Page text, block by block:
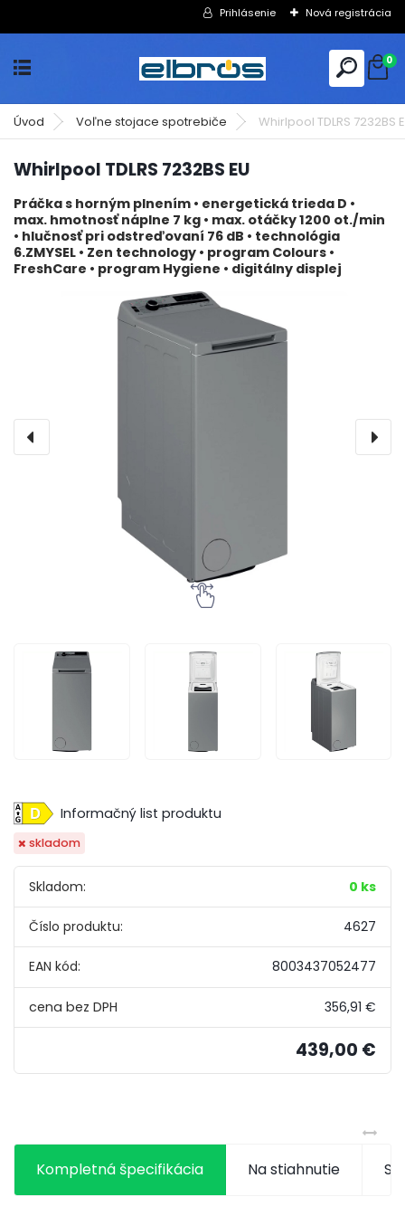
Prihlásenie Nová registrácia
0
Úvod Voľne stojace spotrebiče Whirlpool TDLRS 7232BS
Whirlpool TDLRS 7232BS EU
Práčka s horným plnením • energetická trieda D •
max. hmotnosť náplne 7 kg • max. otáčky 1200 ot./min
• hlučnosť pri odstreďovaní 76 dB • technológia
6.ZMYSEL • Zen technology • program Colours •
FreshCare • program Hygiene • digitálny displej
Informačný list produktu
skladom
Skladom: 0 ks
Číslo produktu: 4627
EAN kód: 8003437052477
356,91 €
439,00 €
Kompletná špecifikácia Na stiahnutie